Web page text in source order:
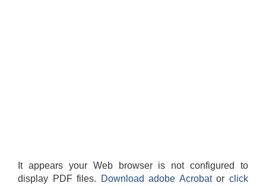
It appears your Web browser is not configured to
display PDF files.
Download adobe Acrobatorclick